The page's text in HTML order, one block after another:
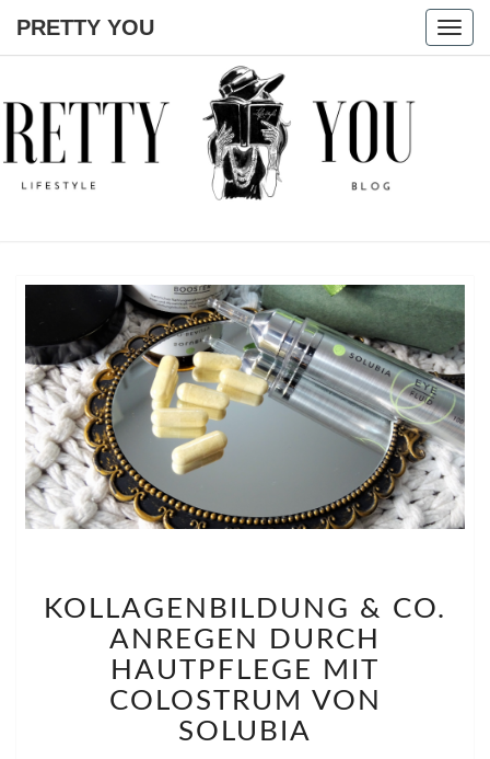
PRETTY YOU
PRETTY
CO.
ANREGEN
DURCH
HAUTPFLEGE
MIT
KOLLAGENBILDUNG & CO.
ANREGEN DURCH
HAUTPFLEGE MIT
COLOSTRUM VON
SOLUBIA